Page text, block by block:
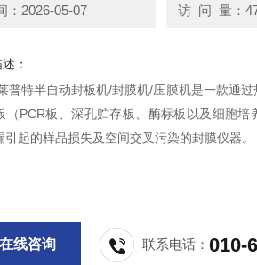
：2026-05-07 访 问 量：
：
普特半自动封板机/封膜机/压膜机是一款通
（PCR板、深孔贮存板、酶标板以及细胞培
引起的样品损失及空间交叉污染的封膜仪器。
在线咨询 联系电话：010-